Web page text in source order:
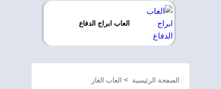
العاب ابراج الدفاع
الصفحة الرئيسية العاب الغاز